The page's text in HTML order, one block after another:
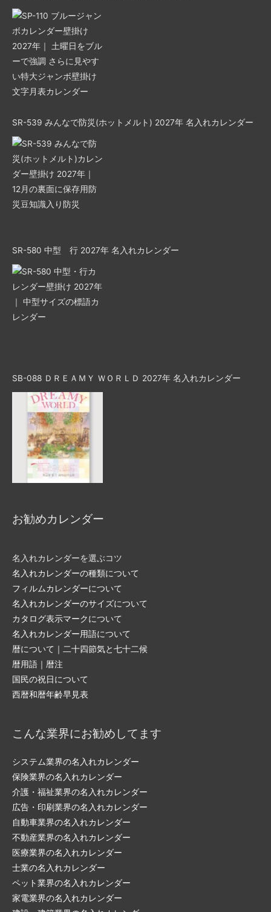
SR-539 みんなで防災(ホットメルト) 2027年 名入れカレンダー
SR-580 中型 行 2027年 名入れカレンダー
SB-088 ＤＲＥＡＭＹ ＷＯＲＬＤ 2027年 名入れカレンダー
お勧めカレンダー
名入れカレンダーを選ぶコツ
名入れカレンダーの種類について
フィルムカレンダーについて
名入れカレンダーのサイズについて
カタログ表示マークについて
名入れカレンダー用語について
暦について｜二十四節気と七十二候
暦用語｜暦注
国民の祝日について
西暦和暦年齢早見表
こんな業界にお勧めしてます
システム業界の名入れカレンダー
保険業界の名入れカレンダー
介護・福祉業界の名入れカレンダー
広告・印刷業界の名入れカレンダー
自動車業界の名入れカレンダー
不動産業界の名入れカレンダー
医療業界の名入れカレンダー
士業の名入れカレンダー
ペット業界の名入れカレンダー
家電業界の名入れカレンダー